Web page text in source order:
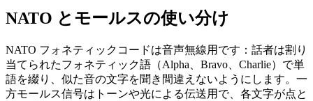
NATO とモールスの使い分け
NATO フォネティックコードは音声無線用です：話者は割り
当てられたフォネティック語（Alpha、Bravo、Charlie）で単
語を綴り、似た音の文字を聞き間違えないようにします。一
方モールス信号はトーンや光による伝送用で、各文字が点と